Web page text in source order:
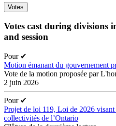
Votes
Votes cast during divisions
and session
Pour ✔
Motion émanant du gouvernement
Vote de la motion proposée par
2 juin 2026
Pour ✔
Projet de loi 119, Loi de 2026 visant
collectivités de l’Ontario